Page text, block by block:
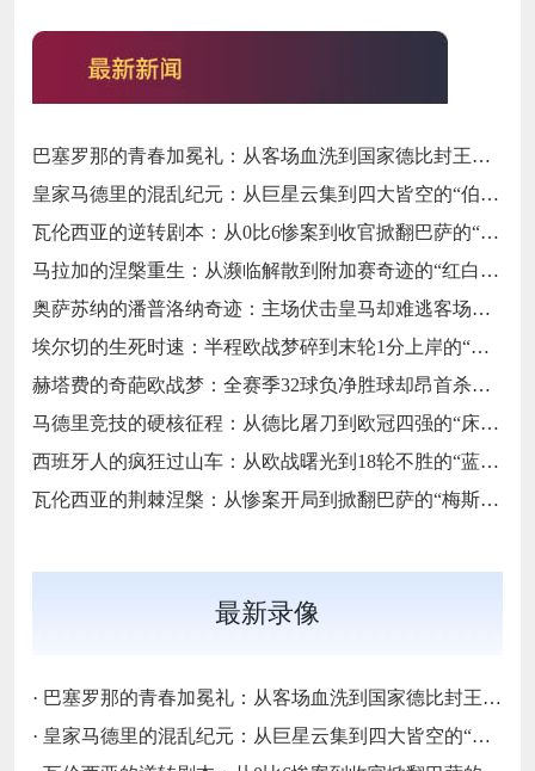
巴塞罗那的青春加冕礼：从客场血洗到国家德比封王的“梦四序章”
皇家马德里的混乱纪元：从巨星云集到四大皆空的“伯纳乌闹剧”
瓦伦西亚的逆转剧本：从0比6惨案到收官掀翻巴萨的“梅斯塔利亚不死鸟”
马拉加的涅槃重生：从濒临解散到附加赛奇迹的“红白不死鸟”
奥萨苏纳的潘普洛纳奇迹：主场伏击皇马却难逃客场虫宿命的“北境异类”
埃尔切的生死时速：半程欧战梦碎到末轮1分上岸的“保级惊魂”
赫塔费的奇葩欧战梦：全赛季32球负净胜球却昂首杀入欧协联的“反足球童话”
马德里竞技的硬核征程：从德比屠刀到欧冠四强的“床单不屈魂”
西班牙人的疯狂过山车：从欧战曙光到18轮不胜的“蓝白梦魇”
瓦伦西亚的荆棘涅槃：从惨案开局到掀翻巴萨的“梅斯塔利亚不死鸟”
最新录像
· 巴塞罗那的青春加冕礼：从客场血洗到国家德比封王的“梦四序章”
· 皇家马德里的混乱纪元：从巨星云集到四大皆空的“伯纳乌闹剧”